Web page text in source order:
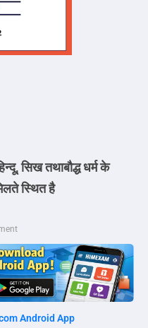
सिख तथाबौद्ध धर्म के
स्थित है
Android App